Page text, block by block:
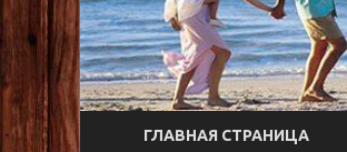
ГЛАВНАЯ СТРАНИЦА